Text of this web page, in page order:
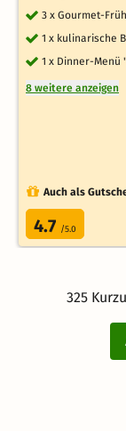
3 x Gourmet-
1 x kulinarische
1 x Dinner-Menü
8 weitere anzeigen
Auch als
4.7 /5.0
325